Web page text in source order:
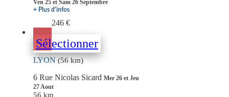
Ven 25 et Sam 26 Septembre
+ Plus d'infos
246 €
Sélectionner
LYON(56 km)
6 Rue Nicolas Sicard Mer 26 et Jeu
27 Aout
56 km